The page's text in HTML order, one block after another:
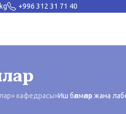
+996 312 31 71 40
кафедрасы»Иш бөлмөлөр жана